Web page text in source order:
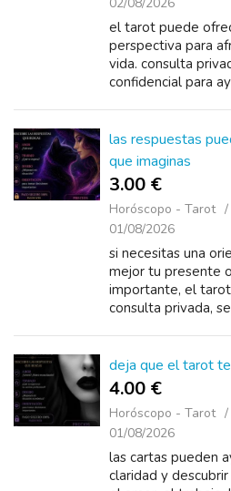
el tarot puede
perspectiva para
vida. consulta
confidencial para
las respuestas
que imaginas
3.00 €
Horóscopo - Tarot
01/08/2026
si necesitas una
mejor tu presente
importante, el
consulta privada,
deja que el tarot
4.00 €
Horóscopo - Tarot
01/08/2026
las cartas pueden
claridad y